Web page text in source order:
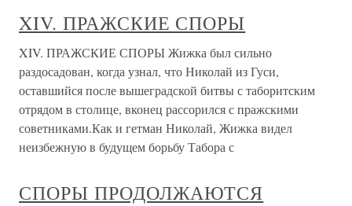
XIV. ПРАЖСКИЕ СПОРЫ
XIV. ПРАЖСКИЕ СПОРЫ Жижка был сильно
раздосадован, когда узнал, что Николай из Гуси,
оставшийся после вышеградской битвы с таборитским
отрядом в столице, вконец рассорился с пражскими
советниками.Как и гетман Николай, Жижка видел
неизбежную в будущем борьбу Табора с
СПОРЫ ПРОДОЛЖАЮТСЯ